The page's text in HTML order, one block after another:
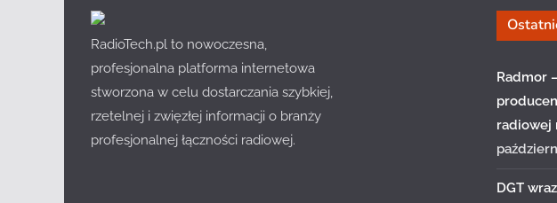
RadioTech.pl to nowoczesna,
profesjonalna platforma internetowa
stworzona w celu dostarczania szybkiej,
rzetelnej i zwięzłej informacji o branży
profesjonalnej łączności radiowej.
Radmor
radiowej
DGT